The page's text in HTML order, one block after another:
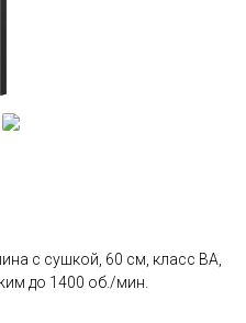
с сушкой, 60 см, класс BА,
до 1400 об./мин.